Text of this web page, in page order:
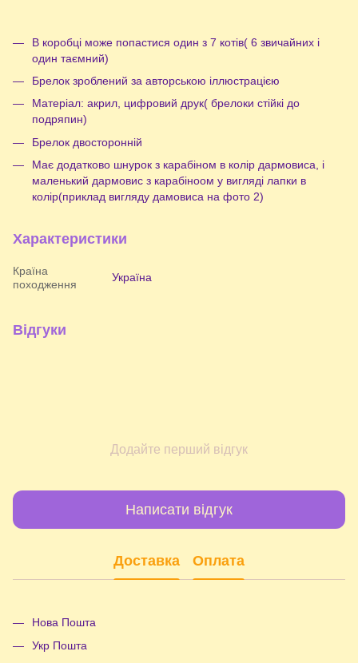
В коробці може попастися один з 7 котів( 6 звичайних і
один таємний)
Брелок зроблений за авторською іллюстрацією
Матеріал: акрил, цифровий друк( брелоки стійкі до
подряпин)
Брелок двосторонній
Має додатково шнурок з карабіном в колір дармовиса, і
маленький дармовис з карабіноом у вигляді лапки в
колір(приклад вигляду дамовиса на фото 2)
Характеристики
Країна
походження
Україна
Відгуки
Додайте перший відгук
Написати відгук
Доставка Оплата
Нова Пошта
Укр Пошта